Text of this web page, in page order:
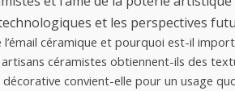
et les perspectives
l’émail céramique et pourquoi est-il
céramistes obtiennent-ils des
décorative convient-elle pour un usage